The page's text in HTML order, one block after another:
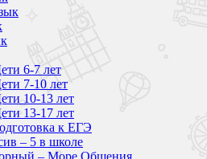
6-7 лет
7-10 лет
10-13 лет
13-17 лет
к ЕГЭ
– 5 в школе
– Море Общения